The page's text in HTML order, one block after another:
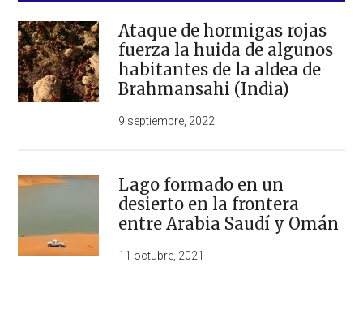
Ataque de hormigas rojas
fuerza la huida de algunos
habitantes de la aldea de
Brahmansahi (India)
9 septiembre, 2022
Lago formado en un
desierto en la frontera
entre Arabia Saudí y Omán
11 octubre, 2021